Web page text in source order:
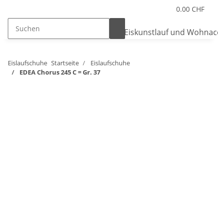
0.00 CHF
Eislaufschuhe Startseite
Eislaufschuhe
EDEA Chorus 245 C = Gr. 37